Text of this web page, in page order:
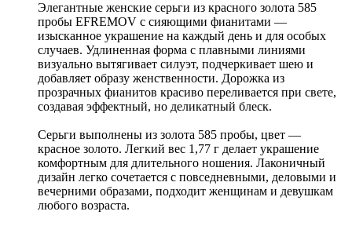
Элегантные женские серьги из красного золота 585
пробы EFREMOV с сияющими фианитами —
изысканное украшение на каждый день и для особых
случаев. Удлиненная форма с плавными линиями
визуально вытягивает силуэт, подчеркивает шею и
добавляет образу женственности. Дорожка из
прозрачных фианитов красиво переливается при свете,
создавая эффектный, но деликатный блеск.
Серьги выполнены из золота 585 пробы, цвет —
красное золото. Легкий вес 1,77 г делает украшение
комфортным для длительного ношения. Лаконичный
дизайн легко сочетается с повседневными, деловыми и
вечерними образами, подходит женщинам и девушкам
любого возраста.